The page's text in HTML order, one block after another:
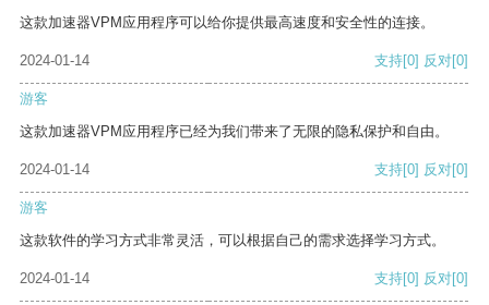
这款加速器VPM应用程序可以给你提供最高速度和安全性的连接。
2024-01-14 支持[0] 反对[0]
游客
这款加速器VPM应用程序已经为我们带来了无限的隐私保护和自由。
2024-01-14 支持[0] 反对[0]
游客
这款软件的学习方式非常灵活，可以根据自己的需求选择学习方式。
2024-01-14 支持[0] 反对[0]